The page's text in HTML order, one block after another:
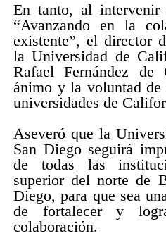
En tanto, al
“Avanzando en la
existente”, el director
la Universidad de
Rafael Fernández de
ánimo y la voluntad de
universidades de
Aseveró que la
San Diego seguirá
de todas las
superior del norte de
Diego, para que sea
de fortalecer y
colaboración.